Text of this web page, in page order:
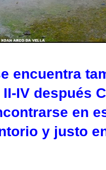
encuentra
IV después
en
y justo